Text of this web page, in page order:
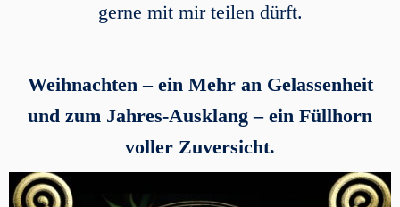
gerne mit mir teilen dürft.
Weihnachten – ein Mehr an Gelassenheit
und zum Jahres-Ausklang – ein Füllhorn
voller Zuversicht.